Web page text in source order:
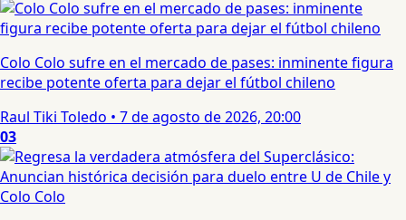
Colo Colo sufre en el mercado de pases: inminente figura
recibe potente oferta para dejar el fútbol chileno
Raul Tiki Toledo • 7 de agosto de 2026, 20:00
03